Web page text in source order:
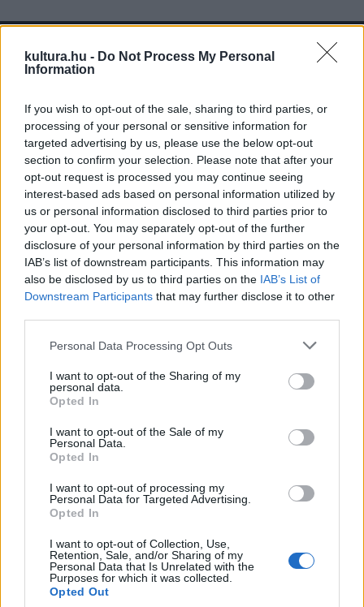
kultura.hu - Do Not Process My Personal
Information
If you wish to opt-out of the sale, sharing to third parties, or
processing of your personal or sensitive information for
targeted advertising by us, please use the below opt-out
section to confirm your selection. Please note that after your
opt-out request is processed you may continue seeing
interest-based ads based on personal information utilized by
us or personal information disclosed to third parties prior to
your opt-out. You may separately opt-out of the further
disclosure of your personal information by third parties on the
IAB’s list of downstream participants. This information may
also be disclosed by us to third parties on the IAB’s List of
Downstream Participants that may further disclose it to other
Please note that this website/app uses one or more Google
not limited to your visit or usage behaviour. You may click to
grant or deny consent to Google and its third-party tags to
use your data for below specified purposes in below Google
consent section.
Personal Data Processing Opt Outs
I want to opt-out of the Sharing of my
personal data.
Opted In
I want to opt-out of the Sale of my
Personal Data.
Opted In
I want to opt-out of processing my
Personal Data for Targeted Advertising.
Opted In
I want to opt-out of Collection, Use,
Retention, Sale, and/or Sharing of my
Personal Data that Is Unrelated with the
Purposes for which it was collected.
Opted Out
1961-ben részt vett a prágai, a belgrádi és a stockholmi
magyar iparművészeti kiállításon, két évvel később a Fényes
Adolf Teremben önálló kiállítása is volt. Mivel a Pannónia
termeit kinőtték, a Gyarmat utcában egy kis házban
szervezett műtermet, gyakorlatilag a Bábfilmstúdió alapítója
és vezetője lett. Az igazi alkotóműhelynek bizonyult stúdiót
Mirr-Murrjának bábos macskafigurája, A legkisebb ugrifüles,
Misi mókus és Bumba majom felejthetetlen figurája.
Az ő rajzasztalán született meg az első
tévémaci figurája is, aki 1964. október
23-án látta meg a napvilágot, azaz
mutatkozott be a képernyőn.
A kedves mackó alvóbabájával, Paprikajancsival jó néhány
nemzedék kedvence volt, s mindenki örömére tért vissza a
televíziós nosztalgiahullámban a képernyőre.